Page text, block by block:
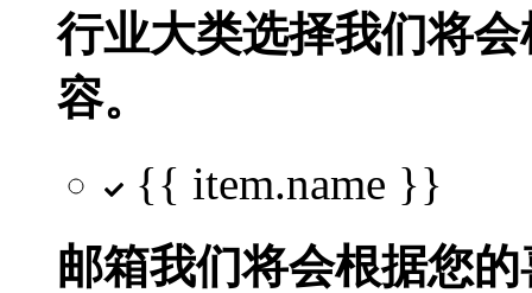
行业大类选择我们将
容。
{{ item.name }}
邮箱我们将会根据您